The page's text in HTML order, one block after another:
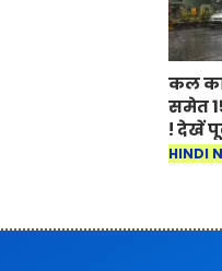
कल का
समेत
! देखें
HINDI